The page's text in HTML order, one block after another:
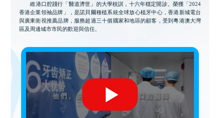
維港口腔踐行「醫道濟世」的大學校訓，十六年穩定開診。榮獲「2024
香港企業領袖品牌」，是諾貝爾種植系統全球放心植牙中心，香港新城電台
與廣東衛視推薦品牌，服務超過三十個國家和地區的顧客，受到粵港澳大灣
區及周邊城市市民的歡迎與信任。